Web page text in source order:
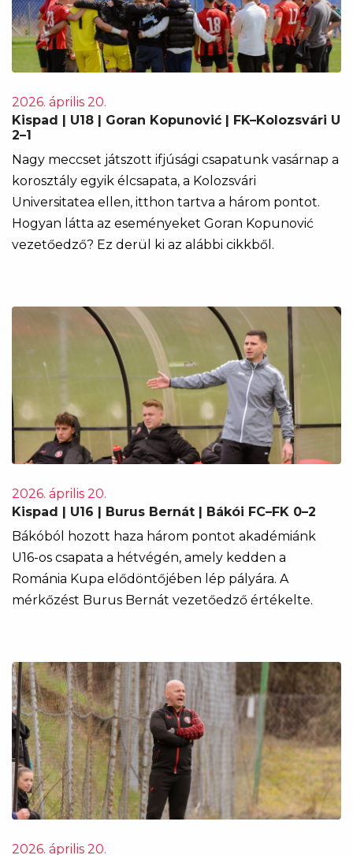
2026. április 20.
Kispad | U18 | Goran Kopunović | FK–Kolozsvári U
2–1
Nagy meccset játszott ifjúsági csapatunk vasárnap a
korosztály egyik élcsapata, a Kolozsvári
Universitatea ellen, itthon tartva a három pontot.
Hogyan látta az eseményeket Goran Kopunović
vezetőedző? Ez derül ki az alábbi cikkből.
2026. április 20.
Kispad | U16 | Burus Bernát | Bákói FC–FK 0–2
Bákóból hozott haza három pontot akadémiánk
U16-os csapata a hétvégén, amely kedden a
Románia Kupa elődöntőjében lép pályára. A
mérkőzést Burus Bernát vezetőedző értékelte.
2026. április 20.